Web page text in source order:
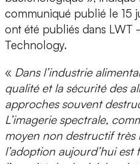
communiqué publié le 15
ont été publiés dans LWT
Technology.
« Dans l’industrie
qualitéet la sécurité des
approches souvent
L’imagerie spectrale,
moyen non destructiftrès
l’adoption aujourd’hui